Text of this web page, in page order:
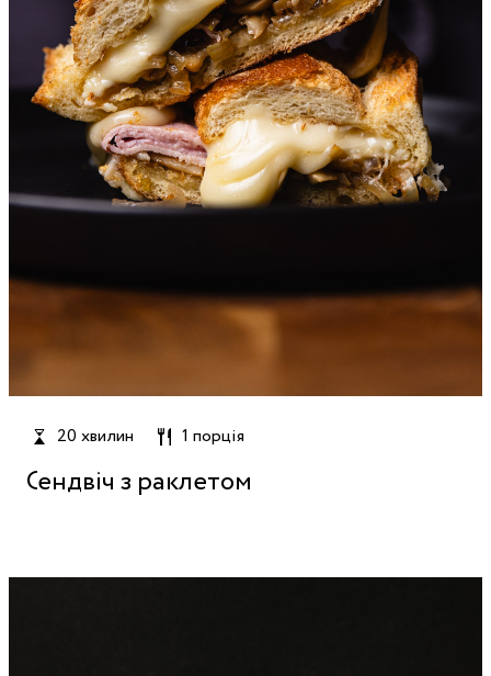
20 хвилин 1 порція
Сендвіч з раклетом